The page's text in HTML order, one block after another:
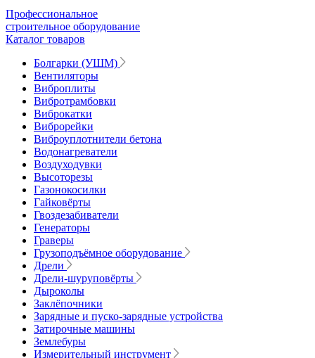
Профессиональное
строительное оборудование
Каталог товаров
Болгарки (УШМ)
Вентиляторы
Виброплиты
Вибротрамбовки
Виброкатки
Виброрейки
Виброуплотнители бетона
Водонагреватели
Воздуходувки
Высоторезы
Газонокосилки
Гайковёрты
Гвоздезабиватели
Генераторы
Граверы
Грузоподъёмное оборудование
Дрели
Дрели-шуруповёрты
Дыроколы
Заклёпочники
Зарядные и пуско-зарядные устройства
Затирочные машины
Землебуры
Измерительный инструмент